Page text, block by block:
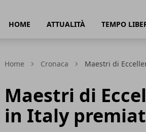
HOME ATTUALITÀ TEMPO
Home Cronaca Maestri di
Maestri di
in Italy